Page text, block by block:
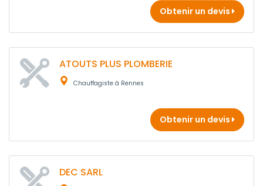
Obtenir un devis
ATOUTS PLUS PLOMBERIE
Chauffagiste à Rennes
Obtenir un devis
DEC SARL